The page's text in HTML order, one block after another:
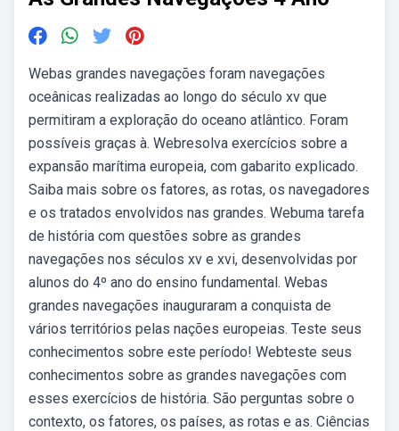
Webas grandes navegações foram navegações
oceânicas realizadas ao longo do século xv que
permitiram a exploração do oceano atlântico. Foram
possíveis graças à. Webresolva exercícios sobre a
expansão marítima europeia, com gabarito explicado.
Saiba mais sobre os fatores, as rotas, os navegadores
e os tratados envolvidos nas grandes. Webuma tarefa
de história com questões sobre as grandes
navegações nos séculos xv e xvi, desenvolvidas por
alunos do 4º ano do ensino fundamental. Webas
grandes navegações inauguraram a conquista de
vários territórios pelas nações europeias. Teste seus
conhecimentos sobre este período! Webteste seus
conhecimentos sobre as grandes navegações com
esses exercícios de história. São perguntas sobre o
contexto, os fatores, os países, as rotas e as. Ciências